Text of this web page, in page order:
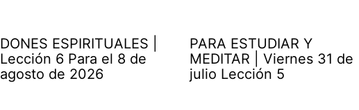
DONES ESPIRITUALES |
Lección 6 Para el 8 de
agosto de 2026
PARA ESTUDIAR Y
MEDITAR | Viernes 31 de
julio Lección 5